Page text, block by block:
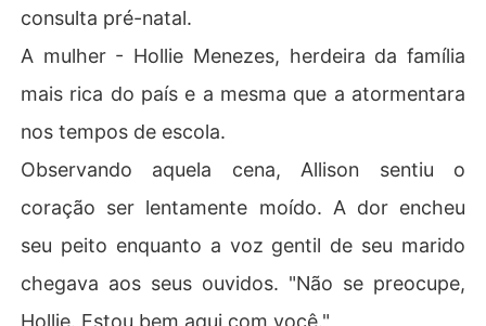
consulta pré-natal.
A mulher - Hollie Menezes, herdeira da família
mais rica do país e a mesma que a atormentara
nos tempos de escola.
Observando aquela cena, Allison sentiu o
coração ser lentamente moído. A dor encheu
seu peito enquanto a voz gentil de seu marido
chegava aos seus ouvidos. "Não se preocupe,
Hollie. Estou bem aqui com você."